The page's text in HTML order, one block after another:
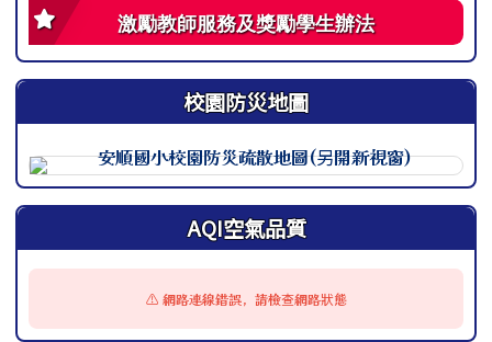
激勵教師服務及獎勵學生辦法
校園防災地圖
此圖為安順國小校園防災地圖（地震），呈現校園整體配
AQI空氣品質
⚠️ 網路連線錯誤，請檢查網路狀態